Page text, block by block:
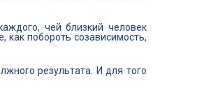
чей близкий человек
побороть созависимость,
результата. И для того